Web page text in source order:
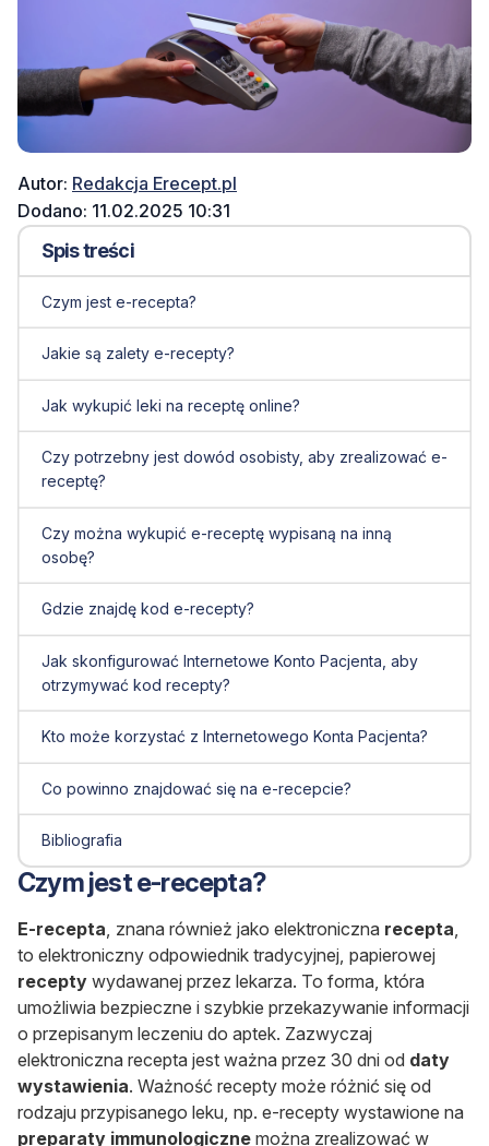
Autor: Redakcja Erecept.pl
Dodano: 11.02.2025 10:31
Spis treści
Czym jest e-recepta?
Jakie są zalety e-recepty?
Jak wykupić leki na receptę online?
Czy potrzebny jest dowód osobisty, aby zrealizować e-
receptę?
Czy można wykupić e-receptę wypisaną na inną
osobę?
Gdzie znajdę kod e-recepty?
Jak skonfigurować Internetowe Konto Pacjenta, aby
otrzymywać kod recepty?
Kto może korzystać z Internetowego Konta Pacjenta?
Co powinno znajdować się na e-recepcie?
Bibliografia
Czym jest e-recepta?
E-recepta , znana również jako elektroniczna recepta
to elektroniczny odpowiednik tradycyjnej, papierowej
recepty wydawanej przez lekarza. To forma, która
umożliwia bezpieczne i szybkie przekazywanie informacji
o przepisanym leczeniu do aptek. Zazwyczaj
elektroniczna recepta jest ważna przez 30 dni od daty
wystawienia. Ważność recepty może różnić się od
rodzaju przypisanego leku, np. e-recepty wystawione na
preparaty immunologiczne można zrealizować w